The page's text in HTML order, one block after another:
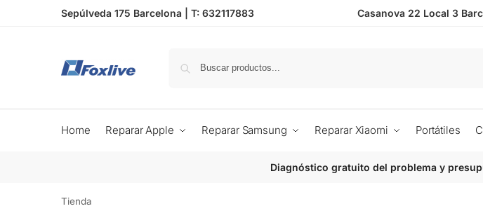
Sepúlveda 175 Barcelona | T: 632117883 Casanova 22 Local 3
Home Reparar Apple Reparar Samsung Reparar Xiaomi Portátiles
Diagnóstico gratuito del problema y
Tienda